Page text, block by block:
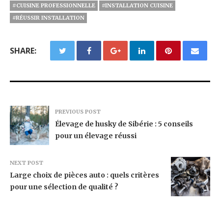
#CUISINE PROFESSIONNELLE
#INSTALLATION CUISINE
#RÉUSSIR INSTALLATION
SHARE:
PREVIOUS POST
Élevage de husky de Sibérie : 5 conseils
pour un élevage réussi
NEXT POST
Large choix de pièces auto : quels critères
pour une sélection de qualité ?